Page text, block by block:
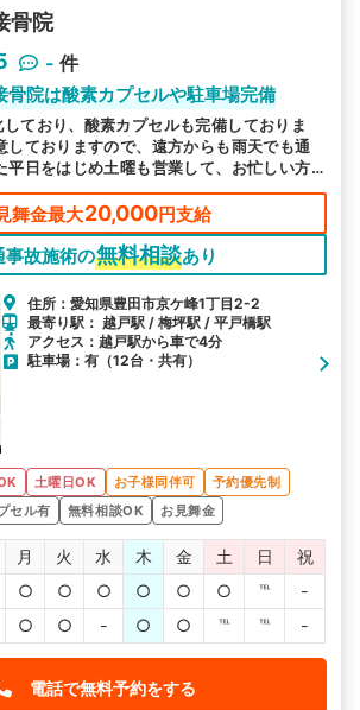
骨院
- 件
骨院は酸素カプセルや駐車場完備
ており、酸素カプセルも完備しておりま
しておりますので、遠方からも雨天でも通
平日をはじめ土曜も営業して、お忙しい方
整えて、皆様のお越しをお待ちしておりま
舞金最大20,000円支給
事故施術の無料相談あり
住所：愛知県豊田市京ケ峰1丁目2-2
最寄り駅： 越戸駅 / 梅坪駅 / 平戸橋駅
アクセス：越戸駅から車で4分
駐車場：有（12台・共有）
土曜日OK お子様同伴可
予約優先制
セル有 無料相談OK お見舞金
月 火 水 木 金 土 日
祝
○ ○ ○ ○ ○ ○ ℡
-
○ ○ - ○ ○ ℡ ℡ -
電話で無料予約をする